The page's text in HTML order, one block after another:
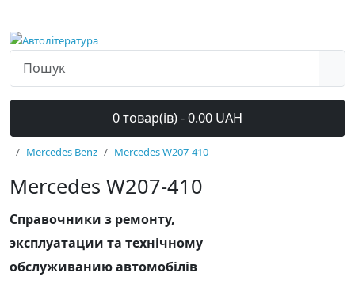
0 товар(ів) - 0.00 UAH
Mercedes Benz Mercedes W207-410
Mercedes W207-410
Справочники з ремонту,
эксплуатации та технічному
обслуживанию автомобілів